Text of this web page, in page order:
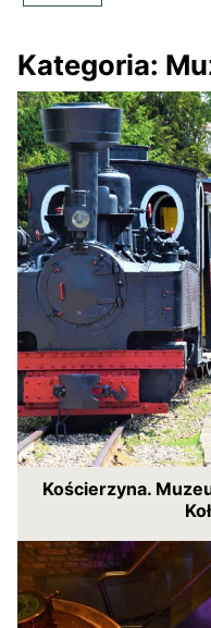
Kategoria:
Kościerzyna.